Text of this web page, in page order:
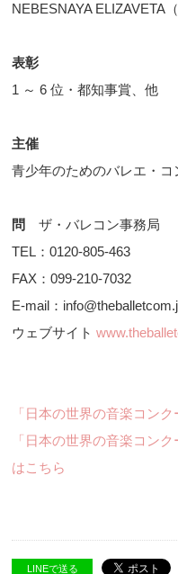
NEBESNAYA ELIZAVETA
表彰
1 ～ 6 位・都知事賞、他
主催
青少年のためのバレエ・
問ザ・バレコン事務局
TEL：0120-805-463
FAX：099-210-7032
E-mail：
ウェブサイト
「日本の世界の音楽コン
「日本の世界の音楽コン
はこちら
LINEで送る